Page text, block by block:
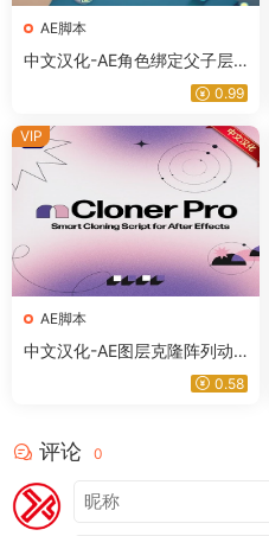
AE脚本
中文汉化-AE角色绑定父子层
级管理脚本 Sticky Web V1.3.
0.99
AE脚本
中文汉化-AE图层克隆阵列动
画脚本 mCloner Pro V2.3 +0.58
VIP
评论 0